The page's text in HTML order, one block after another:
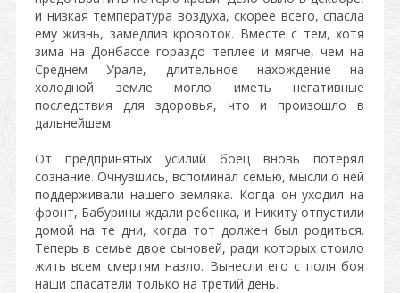
и низкая температура воздуха, скорее всего, спасла
ему жизнь, замедлив кровоток. Вместе с тем, хотя
зима на Донбассе гораздо теплее и мягче, чем на
Среднем Урале, длительное нахождение на
холодной земле могло иметь негативные
последствия для здоровья, что и произошло в
дальнейшем.
От предпринятых усилий боец вновь потерял
сознание. Очнувшись, вспоминал семью, мысли о ней
поддерживали нашего земляка. Когда он уходил на
фронт, Бабурины ждали ребенка, и Никиту отпустили
домой на те дни, когда тот должен был родиться.
Теперь в семье двое сыновей, ради которых стоило
жить всем смертям назло. Вынесли его с поля боя
наши спасатели только на третий день.